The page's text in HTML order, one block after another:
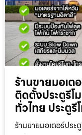
ร้านขายมอเต
ติดตั้งประตูรี
ทั่วไทย ประตู
ร้านขายมอเตอร์ปร